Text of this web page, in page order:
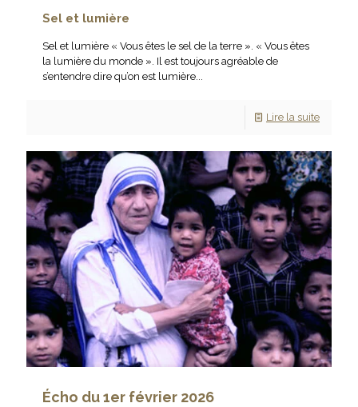
Sel et lumière
Sel et lumière « Vous êtes le sel de la terre ». « Vous êtes
la lumière du monde ». Il est toujours agréable de
s’entendre dire qu’on est lumière...
Lire la suite
Écho du 1er février 2026